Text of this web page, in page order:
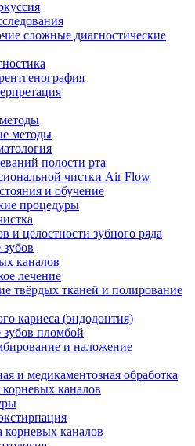
сложные диагностические
методы
полости рта
чистки Air Flow
и обучение
процедуры
и целостности зубного ряда
каналов
лечение
твёрдых тканей и полирование
кариеса (эндодонтия)
зубов пломбой
и наложение
и медикаментозная обработка
каналов
корневых каналов